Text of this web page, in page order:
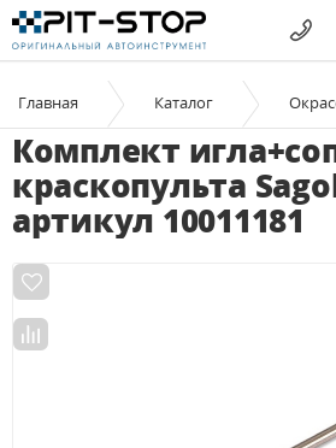
Главная Каталог
Комплект
краскопульта
артикул 10011181